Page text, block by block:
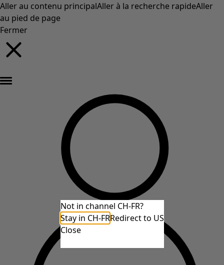
Aller au contenu principalAller à la recherche rapideAller
au pied de page
Fermer
Not in channel CH-FR?
Stay in CH-FRRedirect to US
Close